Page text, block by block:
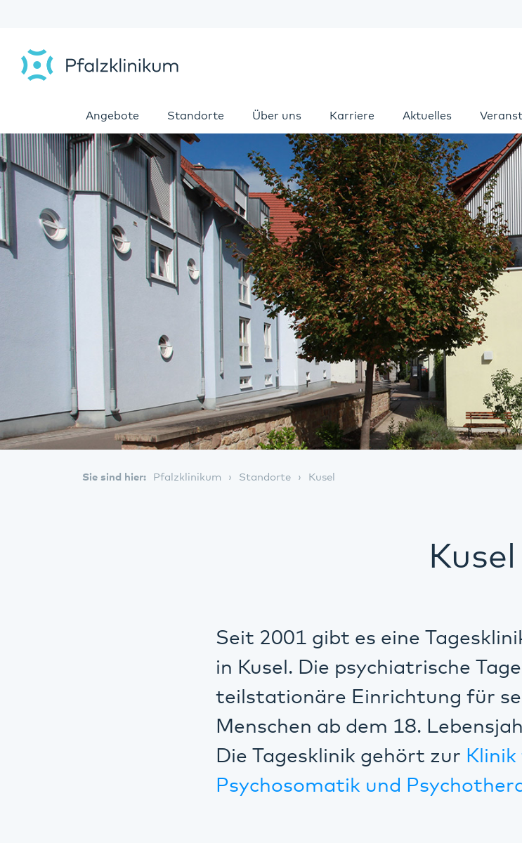
Angebote Standorte Über uns Karriere Aktuelles
Sie sind hier: Pfalzklinikum Standorte Kusel
Kusel
Seit 2001 gibt es eine
in Kusel. Die psychiatrische
teilstationäre Einrichtung für
Menschen ab dem 18.
Die Tagesklinik gehört zur
Psychosomatik und